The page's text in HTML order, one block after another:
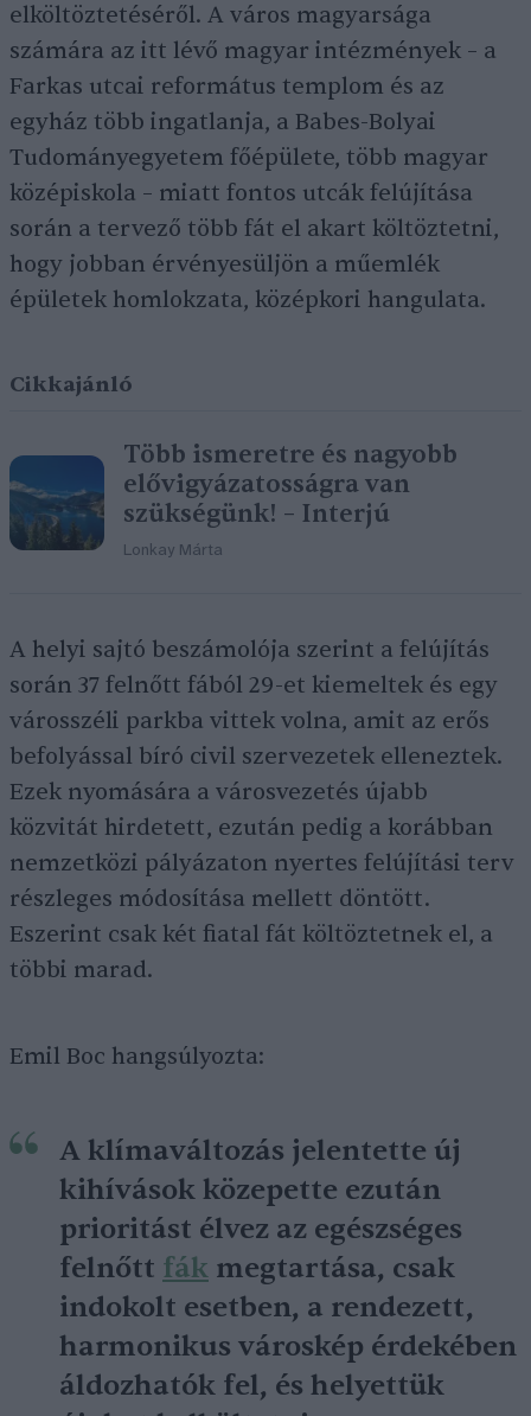
elköltöztetéséről. A város magyarsága
számára az itt lévő magyar intézmények – a
Farkas utcai református templom és az
egyház több ingatlanja, a Babes-Bolyai
Tudományegyetem főépülete, több magyar
középiskola – miatt fontos utcák felújítása
során a tervező több fát el akart költöztetni,
hogy jobban érvényesüljön a műemlék
épületek homlokzata, középkori hangulata.
Cikkajánló
Több ismeretre és nagyobb
elővigyázatosságra van
szükségünk! – Interjú
Lonkay Márta
A helyi sajtó beszámolója szerint a felújítás
során 37 felnőtt fából 29-et kiemeltek és egy
városszéli parkba vittek volna, amit az erős
befolyással bíró civil szervezetek elleneztek.
Ezek nyomására a városvezetés újabb
közvitát hirdetett, ezután pedig a korábban
nemzetközi pályázaton nyertes felújítási terv
részleges módosítása mellett döntött.
Eszerint csak két fiatal fát költöztetnek el, a
többi marad.
Emil Boc hangsúlyozta:
A klímaváltozás jelentette új
kihívások közepette ezután
prioritást élvez az egészséges
felnőtt fák megtartása, csak
indokolt esetben, a rendezett,
harmonikus városkép érdekében
áldozhatók fel, és helyettük